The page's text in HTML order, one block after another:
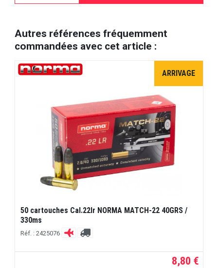
Autres références fréquemment
commandées avec cet article :
ARRIVAGE
50 cartouches Cal.22lr NORMA MATCH-22 40GRS /
330ms
Réf. : 2425076
8,80 €